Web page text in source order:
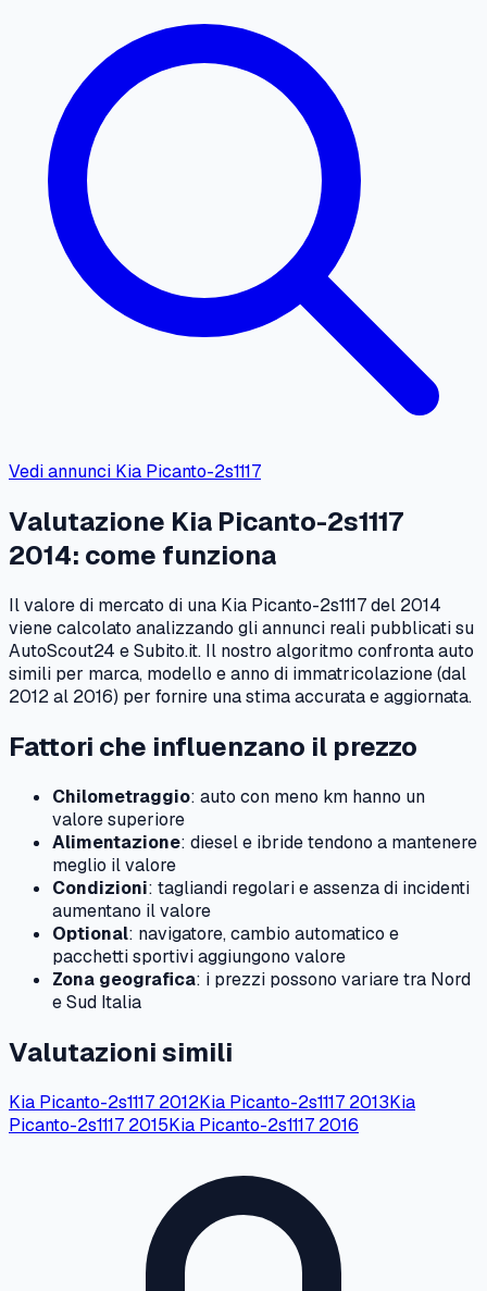
Vedi annunci Kia Picanto-2s1117
Valutazione Kia Picanto-2s1117
2014: come funziona
Il valore di mercato di una Kia Picanto-2s1117del 2014
viene calcolato analizzando gli annunci reali pubblicati su
AutoScout24 e Subito.it. Il nostro algoritmo confronta auto
simili per marca, modello e anno di immatricolazione (dal
2012al 2016) per fornire una stima accurata e aggiornata.
Fattori che influenzano il prezzo
Chilometraggio: auto con meno km hanno un
valore superiore
Alimentazione: diesel e ibride tendono a mantenere
meglio il valore
Condizioni: tagliandi regolari e assenza di incidenti
aumentano il valore
Optional: navigatore, cambio automatico e
pacchetti sportivi aggiungono valore
Zona geografica: i prezzi possono variare tra Nord
e Sud Italia
Valutazioni simili
Kia Picanto-2s1117 2012Kia Picanto-2s1117 2013Kia
Picanto-2s1117 2015Kia Picanto-2s1117 2016